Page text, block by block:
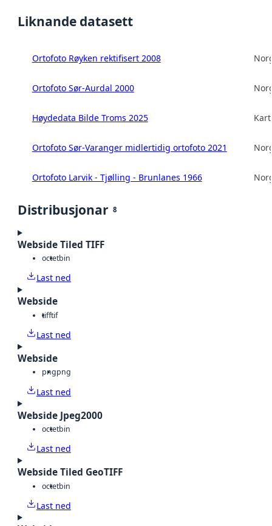
Liknande datasett
Ortofoto Røyken rektifisert 2008
Ortofoto Sør-Aurdal 2000
Høydedata Bilde Troms 2025
Ortofoto Sør-Varanger midlertidig ortofoto 2021
Ortofoto Larvik - Tjølling - Brunlanes 1966
Distribusjonar 8
Webside Tiled TIFF
octetbin
Last ned
Webside
tifftif
Last ned
Webside
pngpng
Last ned
Webside Jpeg2000
octetbin
Last ned
Webside Tiled GeoTIFF
octetbin
Last ned